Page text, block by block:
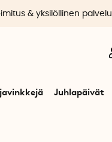
Juhlapäivät
& yksilöllinen palvelu